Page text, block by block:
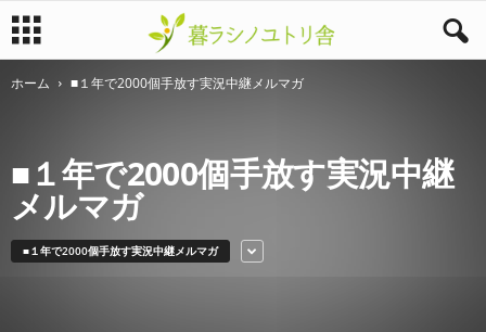
暮
シ
ホーム ■１年で2000個手放す実況中継メルマガ
■１年で2000個手放す実況中継
メルマガ
■１年で2000個手放す実況中継メルマガ